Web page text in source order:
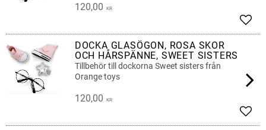
120,00 KR
Add
DOCKA GLASÖGON, ROSA SKOR
OCH HÅRSPÄNNE, SWEET SISTERS
Tillbehör till dockorna Sweet sisters från
Orange toys
120,00 KR
Add